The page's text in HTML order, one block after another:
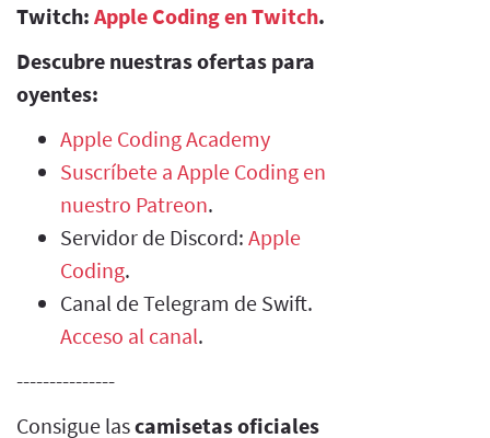
Twitch: Apple Coding en Twitch.
Descubre nuestras ofertas para
oyentes:
Apple Coding Academy
Suscríbete a Apple Coding en
nuestro Patreon.
Servidor de Discord: Apple
Coding.
Canal de Telegram de Swift.
Acceso al canal.
---------------
Consigue lascamisetas oficiales